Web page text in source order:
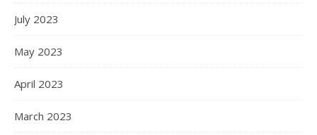
July 2023
May 2023
April 2023
March 2023